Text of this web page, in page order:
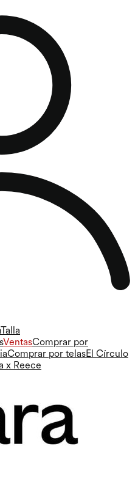
Talla
VentasComprar por
Comprar por telasEl Círculo
x Reece